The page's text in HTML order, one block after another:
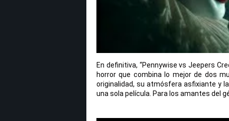
En definitiva, “Pennywise vs Jeepers
horror que combina lo mejor de dos
originalidad, su atmósfera asfixiante y
una sola película. Para los amantes del